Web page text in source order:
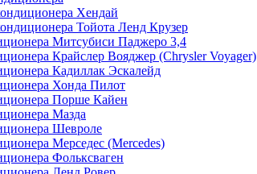
Хендай
Тойота Ленд Крузер
Митсубиси Паджеро 3,4
Крайслер Вояджер (Chrysler Voyager)
Кадиллак Эскалейд
Хонда Пилот
Порше Кайен
Мазда
Шевроле
Мерседес (Mercedes)
Фольксваген